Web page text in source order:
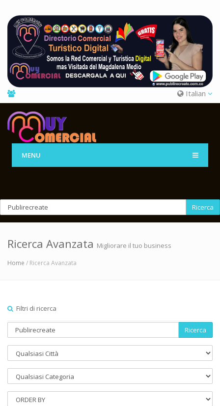
Italian
MENU
Ricerca
Ricerca Avanzata Migliorare il tuo business
Home / Ricerca Avanzata
Filtri di ricerca
Ricerca